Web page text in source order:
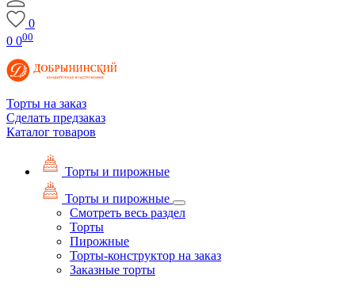
0
0 000
Торты на заказ
Сделать предзаказ
Каталог товаров
Торты и пирожные
Торты и пирожные
Смотреть весь раздел
Торты
Пирожные
Торты-конструктор на заказ
Заказные торты